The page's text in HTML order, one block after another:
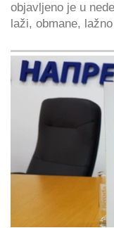
objavljeno je u
laži, obmane,